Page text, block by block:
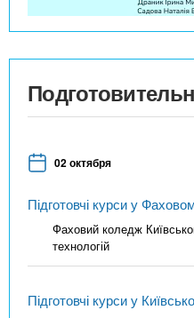
02 октября
Підготовчі курси у
Фаховий коледж
технологій
Підготовчі курси у